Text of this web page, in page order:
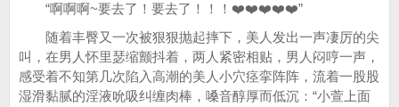
“啊啊啊~要去了！要去了！！！❤️❤️❤️❤️❤️”
随着丰臀又一次被狠狠抛起摔下，美人发出一声凄厉的尖
叫，在男人怀里瑟缩颤抖着，两人紧密相贴，男人闷哼一声，
感受着不知第几次陷入高潮的美人小穴痉挛阵阵，流着一股股
湿滑黏腻的淫液吮吸纠缠肉棒，嗓音醇厚而低沉：“小萱上面